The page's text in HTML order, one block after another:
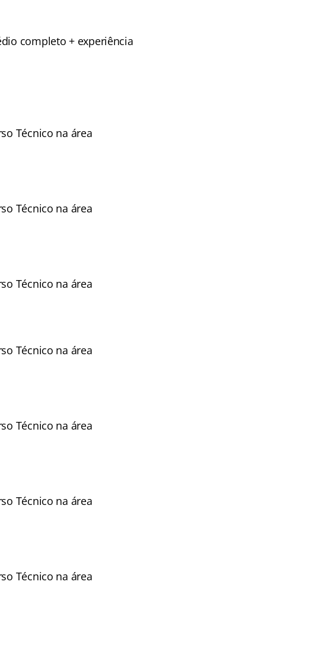
completo + experiência
Técnico na área
Técnico na área
Técnico na área
Técnico na área
Técnico na área
Técnico na área
Técnico na área